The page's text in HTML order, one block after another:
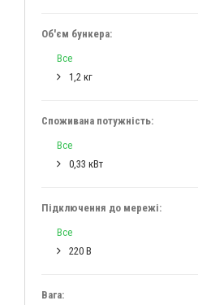
Об'єм бункера:
Все
1,2 кг
Споживана потужність:
Все
0,33 кВт
Підключення до мережі:
Все
220 В
Вага: